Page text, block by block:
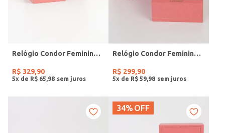
Relógio Condor Feminino DOURADO
R$ 329,90
5x de R$ 65 98
Relógio Condor Feminino DOURADO
R$ 299,90
5x de R$ 59 98
34% OFF